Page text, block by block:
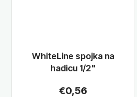
WhiteLine spojka na
hadicu 1/2"
€0,56